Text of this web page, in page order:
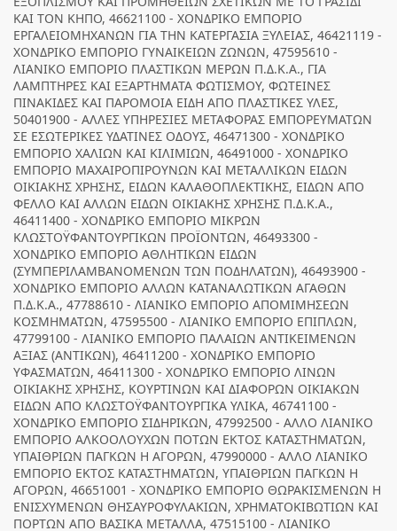
ΚΑΙ ΤΟΝ ΚΗΠΟ, 46621100 - ΧΟΝΔΡΙΚΟ ΕΜΠΟΡΙΟ
ΕΡΓΑΛΕΙΟΜΗΧΑΝΩΝ ΓΙΑ ΤΗΝ ΚΑΤΕΡΓΑΣΙΑ ΞΥΛΕΙΑΣ, 46421119 -
ΧΟΝΔΡΙΚΟ ΕΜΠΟΡΙΟ ΓΥΝΑΙΚΕΙΩΝ ΖΩΝΩΝ, 47595610 -
ΛΙΑΝΙΚΟ ΕΜΠΟΡΙΟ ΠΛΑΣΤΙΚΩΝ ΜΕΡΩΝ Π.Δ.Κ.Α., ΓΙΑ
ΛΑΜΠΤΗΡΕΣ ΚΑΙ ΕΞΑΡΤΗΜΑΤΑ ΦΩΤΙΣΜΟΥ, ΦΩΤΕΙΝΕΣ
ΠΙΝΑΚΙΔΕΣ ΚΑΙ ΠΑΡΟΜΟΙΑ ΕΙΔΗ ΑΠΟ ΠΛΑΣΤΙΚΕΣ ΥΛΕΣ,
50401900 - ΑΛΛΕΣ ΥΠΗΡΕΣΙΕΣ ΜΕΤΑΦΟΡΑΣ ΕΜΠΟΡΕΥΜΑΤΩΝ
ΣΕ ΕΣΩΤΕΡΙΚΕΣ ΥΔΑΤΙΝΕΣ ΟΔΟΥΣ, 46471300 - ΧΟΝΔΡΙΚΟ
ΕΜΠΟΡΙΟ ΧΑΛΙΩΝ ΚΑΙ ΚΙΛΙΜΙΩΝ, 46491000 - ΧΟΝΔΡΙΚΟ
ΕΜΠΟΡΙΟ ΜΑΧΑΙΡΟΠΙΡΟΥΝΩΝ ΚΑΙ ΜΕΤΑΛΛΙΚΩΝ ΕΙΔΩΝ
ΟΙΚΙΑΚΗΣ ΧΡΗΣΗΣ, ΕΙΔΩΝ ΚΑΛΑΘΟΠΛΕΚΤΙΚΗΣ, ΕΙΔΩΝ ΑΠΟ
ΦΕΛΛΟ ΚΑΙ ΑΛΛΩΝ ΕΙΔΩΝ ΟΙΚΙΑΚΗΣ ΧΡΗΣΗΣ Π.Δ.Κ.Α.,
46411400 - ΧΟΝΔΡΙΚΟ ΕΜΠΟΡΙΟ ΜΙΚΡΩΝ
ΚΛΩΣΤΟΫΦΑΝΤΟΥΡΓΙΚΩΝ ΠΡΟΪΟΝΤΩΝ, 46493300 -
ΧΟΝΔΡΙΚΟ ΕΜΠΟΡΙΟ ΑΘΛΗΤΙΚΩΝ ΕΙΔΩΝ
(ΣΥΜΠΕΡΙΛΑΜΒΑΝΟΜΕΝΩΝ ΤΩΝ ΠΟΔΗΛΑΤΩΝ), 46493900 -
ΧΟΝΔΡΙΚΟ ΕΜΠΟΡΙΟ ΑΛΛΩΝ ΚΑΤΑΝΑΛΩΤΙΚΩΝ ΑΓΑΘΩΝ
Π.Δ.Κ.Α., 47788610 - ΛΙΑΝΙΚΟ ΕΜΠΟΡΙΟ ΑΠΟΜΙΜΗΣΕΩΝ
ΚΟΣΜΗΜΑΤΩΝ, 47595500 - ΛΙΑΝΙΚΟ ΕΜΠΟΡΙΟ ΕΠΙΠΛΩΝ,
47799100 - ΛΙΑΝΙΚΟ ΕΜΠΟΡΙΟ ΠΑΛΑΙΩΝ ΑΝΤΙΚΕΙΜΕΝΩΝ
ΑΞΙΑΣ (ΑΝΤΙΚΩΝ), 46411200 - ΧΟΝΔΡΙΚΟ ΕΜΠΟΡΙΟ
ΥΦΑΣΜΑΤΩΝ, 46411300 - ΧΟΝΔΡΙΚΟ ΕΜΠΟΡΙΟ ΛΙΝΩΝ
ΟΙΚΙΑΚΗΣ ΧΡΗΣΗΣ, ΚΟΥΡΤΙΝΩΝ ΚΑΙ ΔΙΑΦΟΡΩΝ ΟΙΚΙΑΚΩΝ
ΕΙΔΩΝ ΑΠΟ ΚΛΩΣΤΟΫΦΑΝΤΟΥΡΓΙΚΑ ΥΛΙΚΑ, 46741100 -
ΧΟΝΔΡΙΚΟ ΕΜΠΟΡΙΟ ΣΙΔΗΡΙΚΩΝ, 47992500 - ΑΛΛΟ ΛΙΑΝΙΚΟ
ΕΜΠΟΡΙΟ ΑΛΚΟΟΛΟΥΧΩΝ ΠΟΤΩΝ ΕΚΤΟΣ ΚΑΤΑΣΤΗΜΑΤΩΝ,
ΥΠΑΙΘΡΙΩΝ ΠΑΓΚΩΝ Η ΑΓΟΡΩΝ, 47990000 - ΑΛΛΟ ΛΙΑΝΙΚΟ
ΕΜΠΟΡΙΟ ΕΚΤΟΣ ΚΑΤΑΣΤΗΜΑΤΩΝ, ΥΠΑΙΘΡΙΩΝ ΠΑΓΚΩΝ Η
ΑΓΟΡΩΝ, 46651001 - ΧΟΝΔΡΙΚΟ ΕΜΠΟΡΙΟ ΘΩΡΑΚΙΣΜΕΝΩΝ Η
ΕΝΙΣΧΥΜΕΝΩΝ ΘΗΣΑΥΡΟΦΥΛΑΚΙΩΝ, ΧΡΗΜΑΤΟΚΙΒΩΤΙΩΝ ΚΑΙ
ΠΟΡΤΩΝ ΑΠΟ ΒΑΣΙΚΑ ΜΕΤΑΛΛΑ, 47515100 - ΛΙΑΝΙΚΟ